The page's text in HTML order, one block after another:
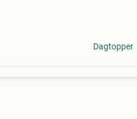
Dagtopper